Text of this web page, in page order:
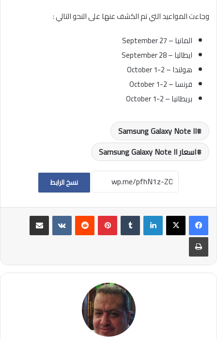
وجاءت المواعيد التي تم الكشف عنها على النحو التالي :
المانيا – September 27
ايطاليا – September 28
هولندا – October 1-2
فرنسا – October 1-2
بريطانيا – October 1-2
Samsung Galaxy Note II
اسعار Samsung Galaxy Note II
نسخ الرابط
لينكدإن بينتيريست
مشاركة عبر البريد
طباعة